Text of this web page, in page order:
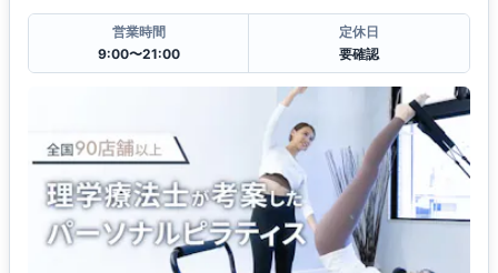
営業時間
9:00〜21:00
定休日
要確認